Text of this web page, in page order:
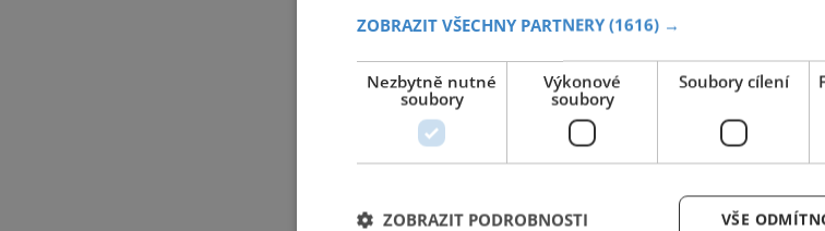
ZOBRAZIT VŠECHNY PARTNERY (1616) →
Nezbytně nutné
soubory
Výkonové
soubory
Soubory cílení
VŠE
ZOBRAZIT PODROBNOSTI